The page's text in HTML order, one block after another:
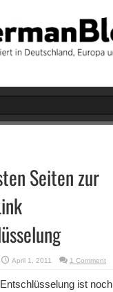
Seiten zur
April 1, 2011 1 Comment
ist noch